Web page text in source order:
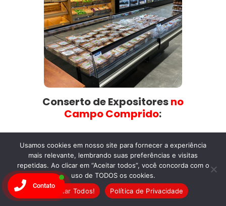
Conserto de Expositoresno
Campo Comprido​:
expositores, assegurando a qualidade e
apresentação dos seus produtos de forma
eficiente.
Solicitar Orçamento
Usamos cookies em nosso site para fornecer a experiência
mais relevante, lembrando suas preferências e visitas
repetidas. Ao clicar em “Aceitar todos”, você concorda com o
uso de TODOS os cookies.
Aceitar Todos!
Política de Privacidade
Contato